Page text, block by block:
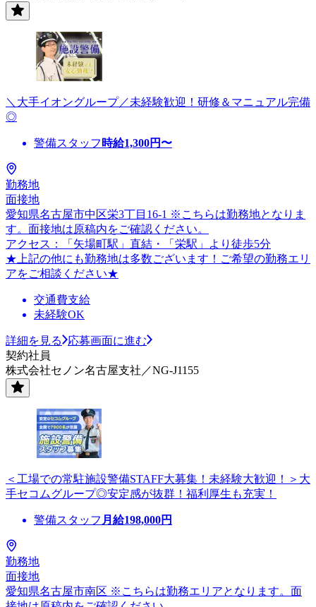
＼大手イオングループ／未経験歓迎！研修＆マニュアル完備
◎
警備スタッフ 時給1,300円〜
勤務地
面接地
愛知県名古屋市中区栄3丁目16-1 ※こちらは勤務地となりま
す。面接地は原稿内をご確認ください。
アクセス：「矢場町駅」直結・「栄駅」より徒歩5分
★上記の他にも勤務地は多数ございます！ご希望の勤務エリ
アをご相談ください★
交通費支給
未経験OK
詳細を見る
応募画面に進む
契約社員
株式会社セノン名古屋支社／NG-J1155
＜工場での常駐施設警備STAFF大募集！未経験大歓迎！＞大
手セコムグループ◎安定感が抜群！福利厚生も充実！
警備スタッフ 月給198,000円
勤務地
面接地
愛知県名古屋市南区 ※こちらは勤務エリアとなります。面